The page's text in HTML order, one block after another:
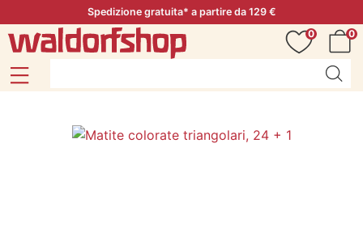
Spedizione gratuita* a partire da 129 €
0
0